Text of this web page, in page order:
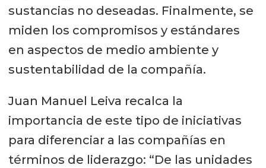
sustancias no deseadas. Finalmente, se
miden los compromisos y estándares
en aspectos de medio ambiente y
sustentabilidad de la compañía.
Juan Manuel Leiva recalca la
importancia de este tipo de iniciativas
para diferenciar a las compañías en
términos de liderazgo: “De las unidades